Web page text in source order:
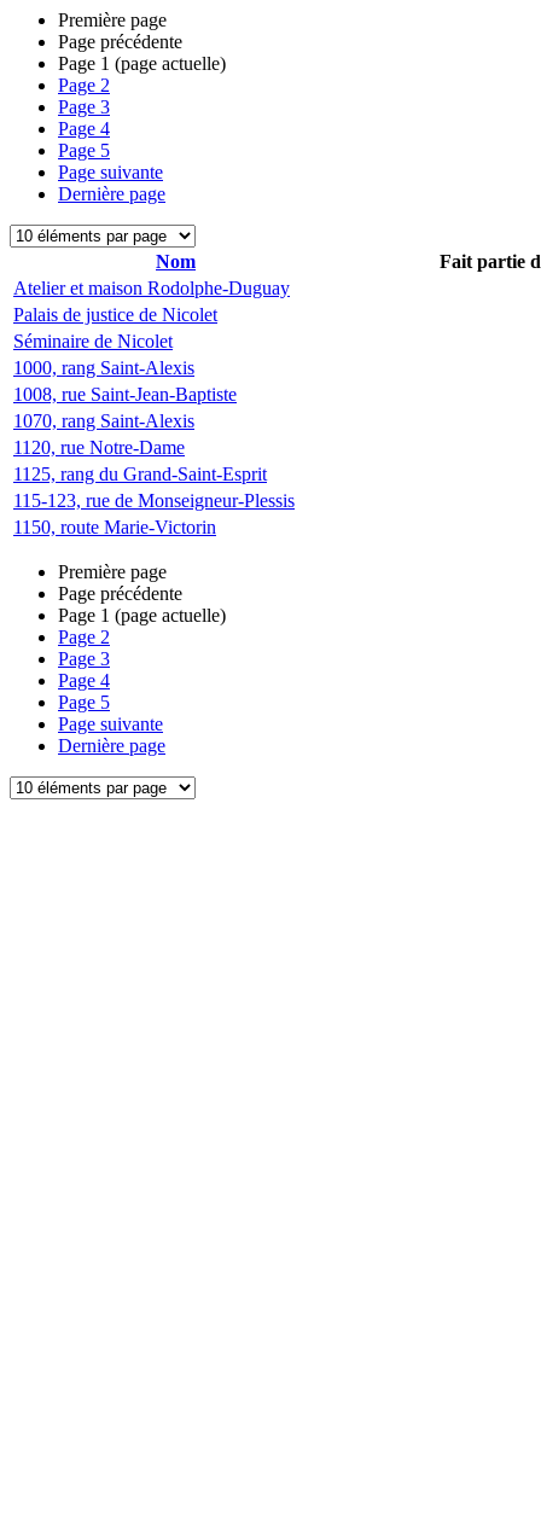
Première page
Page précédente
Page 1 (page actuelle)
Page 2
Page 3
Page 4
Page 5
Page suivante
Dernière page
Nom
Fait partie
Atelier et maison Rodolphe-Duguay
Palais de justice de Nicolet
Séminaire de Nicolet
1000, rang Saint-Alexis
1008, rue Saint-Jean-Baptiste
1070, rang Saint-Alexis
1120, rue Notre-Dame
1125, rang du Grand-Saint-Esprit
115-123, rue de Monseigneur-Plessis
1150, route Marie-Victorin
Première page
Page précédente
Page 1 (page actuelle)
Page 2
Page 3
Page 4
Page 5
Page suivante
Dernière page